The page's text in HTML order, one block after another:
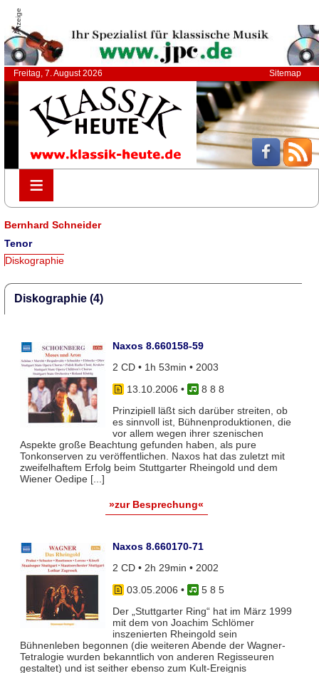
Anzeige
Freitag, 7. August 2026 Sitemap
≡
≡
Bernhard Schneider
Tenor
Diskographie
Diskographie (4)
Naxos 8.660158-59
2 CD • 1h 53min • 2003
13.10.2006 •
8 8 8
Prinzipiell läßt sich darüber streiten, ob
es sinnvoll ist, Bühnenproduktionen, die
vor allem wegen ihrer szenischen
Aspekte große Beachtung gefunden haben, als pure
Tonkonserven zu veröffentlichen. Naxos hat das zuletzt mit
zweifelhaftem Erfolg beim Stuttgarter Rheingold und dem
Wiener Oedipe [...]
»zur Besprechung«
Naxos 8.660170-71
2 CD • 2h 29min • 2002
03.05.2006 •
5 8 5
Der „Stuttgarter Ring“ hat im März 1999
mit dem von Joachim Schlömer
inszenierten Rheingold sein
Bühnenleben begonnen (die weiteren Abende der Wagner-
Tetralogie wurden bekanntlich von anderen Regisseuren
gestaltet) und ist seither ebenso zum Kult-Ereignis